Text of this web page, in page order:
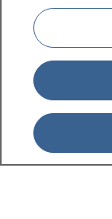
Om 1177
Kontakt